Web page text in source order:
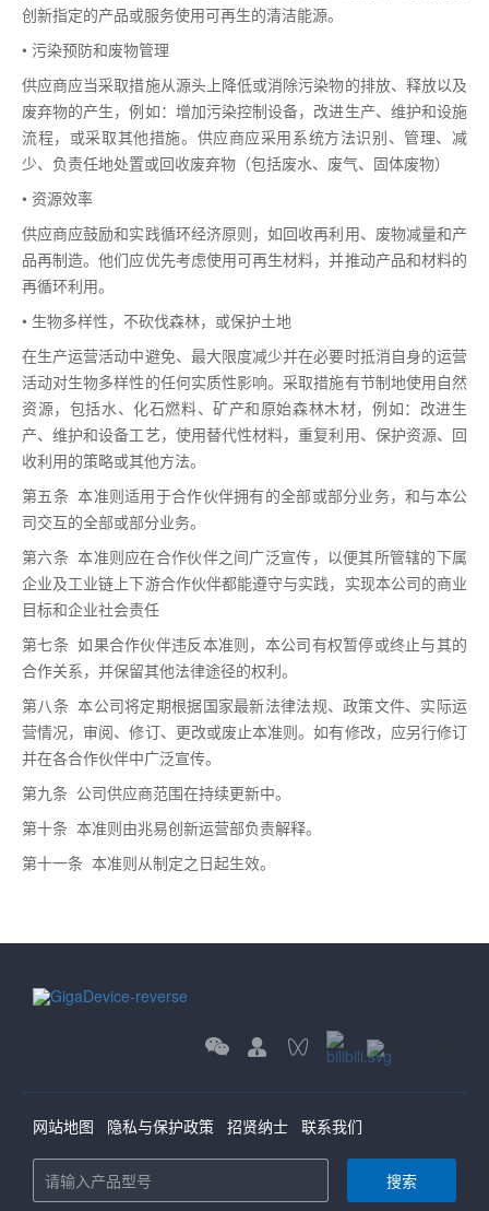
创新指定的产品或服务使用可再生的清洁能源。
• 污染预防和废物管理
供应商应当采取措施从源头上降低或消除污染物的排放、释放以及
废弃物的产生，例如：增加污染控制设备，改进生产、维护和设施
流程，或采取其他措施。供应商应采用系统方法识别、管理、减
少、负责任地处置或回收废弃物（包括废水、废气、固体废物）
• 资源效率
供应商应鼓励和实践循环经济原则，如回收再利用、废物减量和产
品再制造。他们应优先考虑使用可再生材料，并推动产品和材料的
再循环利用。
• 生物多样性，不砍伐森林，或保护土地
在生产运营活动中避免、最大限度减少并在必要时抵消自身的运营
活动对生物多样性的任何实质性影响。采取措施有节制地使用自然
资源，包括水、化石燃料、矿产和原始森林木材，例如：改进生
产、维护和设备工艺，使用替代性材料，重复利用、保护资源、回
收利用的策略或其他方法。
第五条 本准则适用于合作伙伴拥有的全部或部分业务，和与本公
司交互的全部或部分业务。
第六条 本准则应在合作伙伴之间广泛宣传，以便其所管辖的下属
企业及工业链上下游合作伙伴都能遵守与实践，实现本公司的商业
目标和企业社会责任
第七条 如果合作伙伴违反本准则，本公司有权暂停或终止与其的
合作关系，并保留其他法律途径的权利。
第八条 本公司将定期根据国家最新法律法规、政策文件、实际运
营情况，审阅、修订、更改或废止本准则。如有修改，应另行修订
并在各合作伙伴中广泛宣传。
第九条 公司供应商范围在持续更新中。
第十条 本准则由兆易创新运营部负责解释。
第十一条 本准则从制定之日起生效。
网站地图 隐私与保护政策 招贤纳士 联系我们
搜索